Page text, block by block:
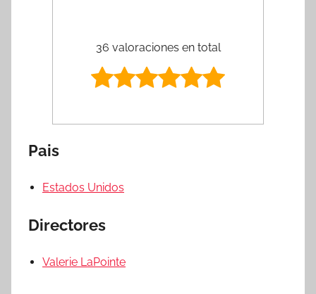
36 valoraciones en total
Pais
Estados Unidos
Directores
Valerie LaPointe